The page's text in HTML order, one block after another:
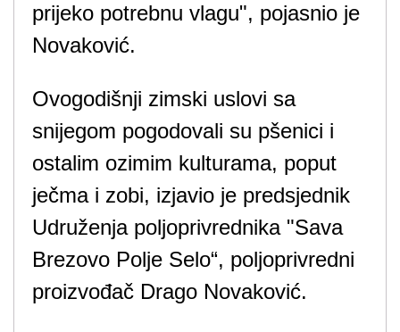
prijeko potrebnu vlagu", pojasnio je
Novaković.
Ovogodišnji zimski uslovi sa
snijegom pogodovali su pšenici i
ostalim ozimim kulturama, poput
ječma i zobi, izjavio je predsjednik
Udruženja poljoprivrednika "Sava
Brezovo Polje Selo“, poljoprivredni
proizvođač Drago Novaković.